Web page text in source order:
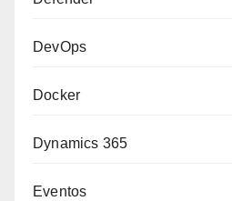
DevOps
Docker
Dynamics 365
Eventos